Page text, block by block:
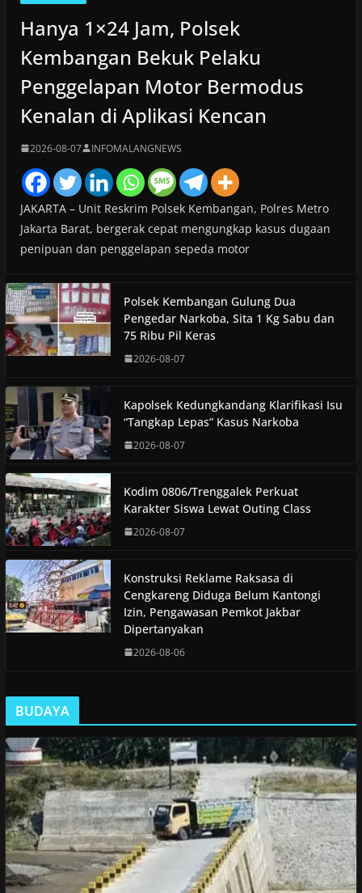
Hanya 1×24 Jam, Polsek
Kembangan Bekuk Pelaku
Penggelapan Motor Bermodus
Kenalan di Aplikasi Kencan
2026-08-07 INFOMALANGNEWS
JAKARTA – Unit Reskrim Polsek Kembangan, Polres Metro
Jakarta Barat, bergerak cepat mengungkap kasus dugaan
penipuan dan penggelapan sepeda motor
Polsek Kembangan Gulung Dua
Pengedar Narkoba, Sita 1 Kg Sabu dan
75 Ribu Pil Keras
2026-08-07
Kapolsek Kedungkandang Klarifikasi Isu
“Tangkap Lepas” Kasus Narkoba
2026-08-07
Kodim 0806/Trenggalek Perkuat
Karakter Siswa Lewat Outing Class
2026-08-07
Konstruksi Reklame Raksasa di
Cengkareng Diduga Belum Kantongi
Izin, Pengawasan Pemkot Jakbar
Dipertanyakan
2026-08-06
BUDAYA